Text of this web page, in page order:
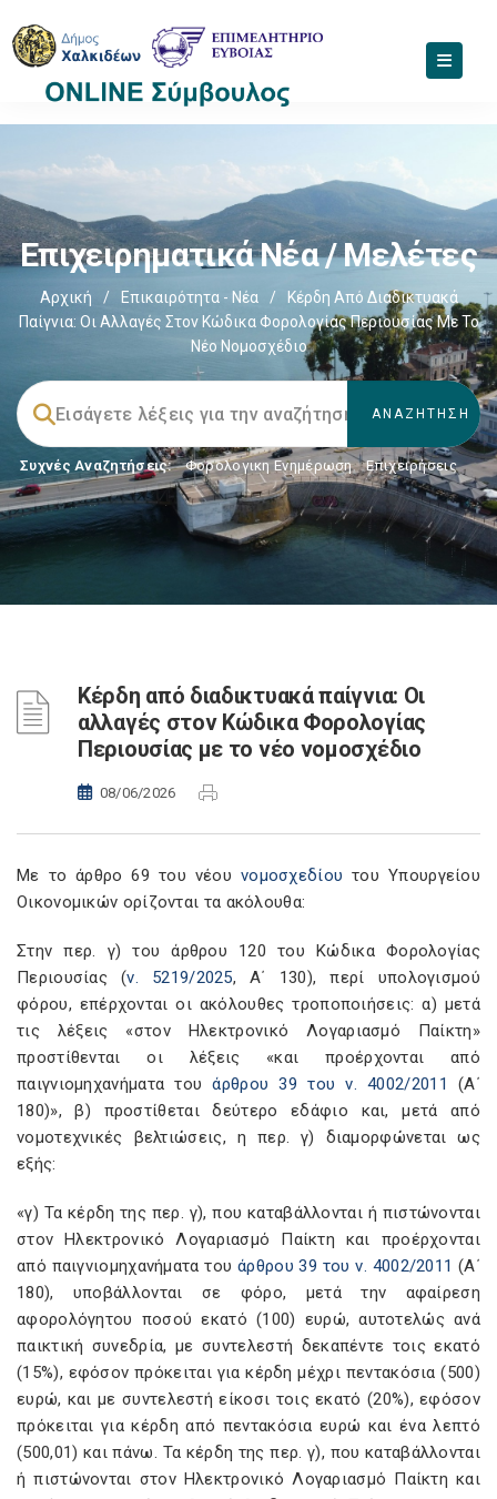
Επιχειρηματικά Νέα / Μελέτες
Αρχική / Επικαιρότητα - Νέα /
Κέρδη Από Διαδικτυακά
Παίγνια: Οι Αλλαγές Στον Κώδικα Φορολογίας Περιουσίας Με Το
Νέο Νομοσχέδιο
Συχνές Αναζητήσεις: Φορολογικη Ενημέρωση, Επιχειρήσεις
Κέρδη από διαδικτυακά παίγνια: Οι
αλλαγές στον Κώδικα Φορολογίας
Περιουσίας με το νέο νομοσχέδιο
08/06/2026
Με το άρθρο 69 του νέου νομοσχεδίουτου Υπουργείου
Οικονομικών ορίζονται τα ακόλουθα:
Στην περ. γ) του άρθρου 120 του Κώδικα Φορολογίας
Περιουσίας (ν. 5219/2025, Α΄ 130), περί υπολογισμού
φόρου, επέρχονται οι ακόλουθες τροποποιήσεις: α) μετά
τις λέξεις «στον Ηλεκτρονικό Λογαριασμό Παίκτη»
προστίθενται οι λέξεις «και προέρχονται από
παιγνιομηχανήματα τουάρθρου 39 του ν. 4002/2011
(Α΄
180)», β) προστίθεται δεύτερο εδάφιο και, μετά από
νομοτεχνικές βελτιώσεις, η περ. γ) διαμορφώνεται ως
εξής:
«γ) Τα κέρδη της περ. γ), που καταβάλλονται ή πιστώνονται
στον Ηλεκτρονικό Λογαριασμό Παίκτη και προέρχονται
από παιγνιομηχανήματα του άρθρου 39 του ν. 4002/2011 (Α΄
180), υποβάλλονται σε φόρο, μετά την αφαίρεση
αφορολόγητου ποσού εκατό (100) ευρώ, αυτοτελώς ανά
παικτική συνεδρία, με συντελεστή δεκαπέντε τοις εκατό
(15%), εφόσον πρόκειται για κέρδη μέχρι πεντακόσια (500)
ευρώ, και με συντελεστή είκοσι τοις εκατό (20%), εφόσον
πρόκειται για κέρδη από πεντακόσια ευρώ και ένα λεπτό
(500,01) και πάνω. Τα κέρδη της περ. γ), που καταβάλλονται
ή πιστώνονται στον Ηλεκτρονικό Λογαριασμό Παίκτη και